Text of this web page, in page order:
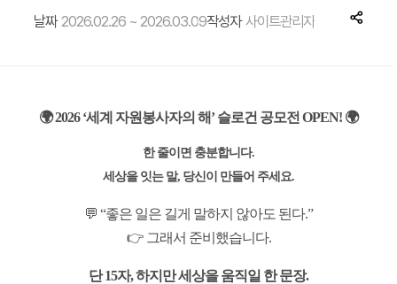
2026.02.26 ~ 2026.03.09 사이트관리자
기
🌍 2026 ‘세계 자원봉사자의 해’ 슬로건 공모전 OPEN! 🌍
한 줄이면 충분합니다.
세상을 잇는 말, 당신이 만들어 주세요.
💬 “좋은 일은 길게 말하지 않아도 된다.”
👉 그래서 준비했습니다.
단 15자, 하지만 세상을 움직일 한 문장.